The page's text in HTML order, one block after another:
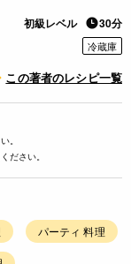
初級レベル 30分
冷蔵庫
この著者のレシピ一覧
。
ださい。
パーティ 料理